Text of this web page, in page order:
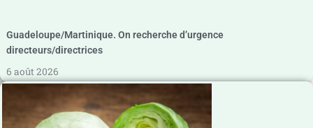
Guadeloupe/Martinique. On recherche d’urgence
directeurs/directrices
6 août 2026